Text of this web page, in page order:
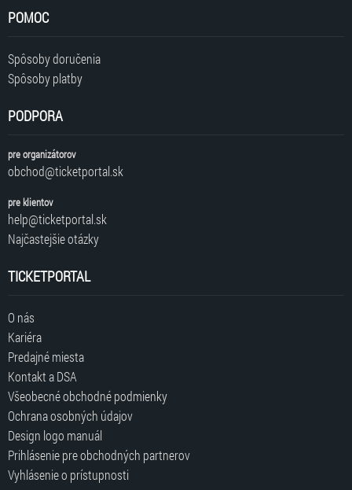
POMOC
Spôsoby doručenia
Spôsoby platby
PODPORA
pre organizátorov
obchod@ticketportal.sk
pre klientov
help@ticketportal.sk
Najčastejšie otázky
TICKETPORTAL
O nás
Kariéra
Predajné miesta
Kontakt a DSA
Všeobecné obchodné podmienky
Ochrana osobných údajov
Design logo manuál
Prihlásenie pre obchodných partnerov
Vyhlásenie o prístupnosti